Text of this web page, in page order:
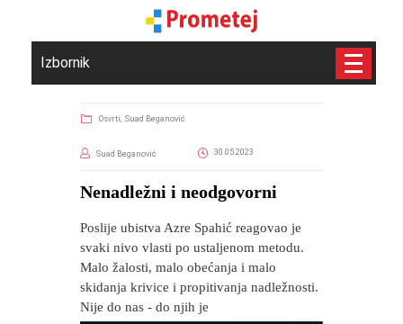
Izbornik
Osvrti, Suad Beganović
Suad Beganović 30.05.2023
Nenadležni i neodgovorni
Poslije ubistva Azre Spahić reagovao je
svaki nivo vlasti po ustaljenom metodu.
Malo žalosti, malo obećanja i malo
skidanja krivice i propitivanja nadležnosti.
Nije do nas - do njih je